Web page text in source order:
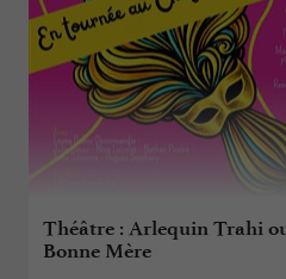
Théâtre : Arlequin Trahi
Bonne Mère